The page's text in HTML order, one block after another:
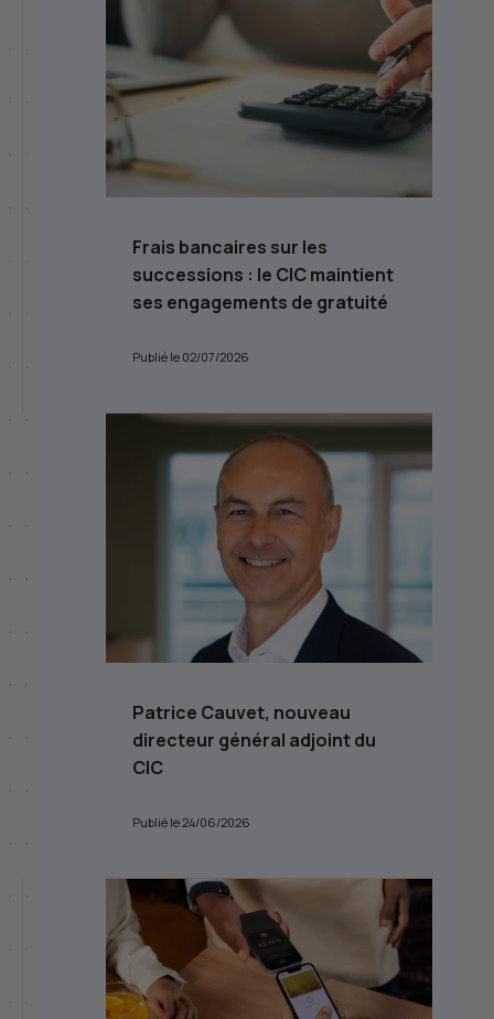
Frais bancaires sur les
successions : le CICmaintient
ses engagements de gratuité
Publié le 02/07/2026
Patrice Cauvet, nouveau
directeur général adjoint du
CIC
Publié le 24/06/2026